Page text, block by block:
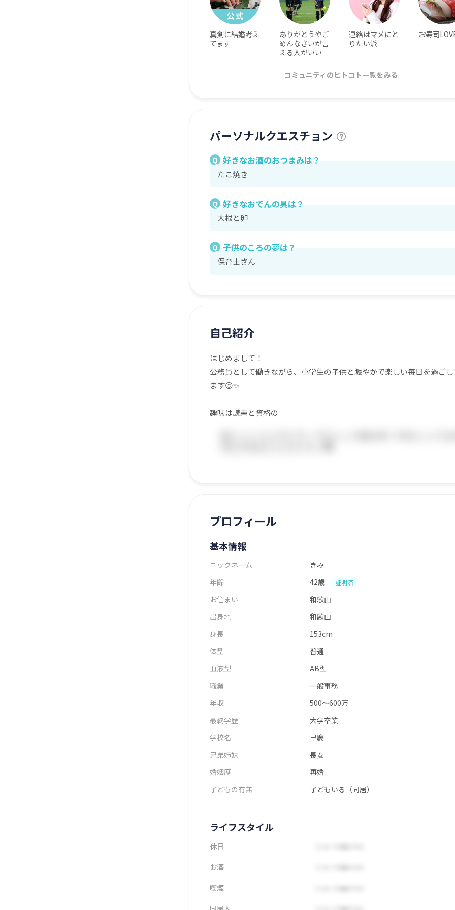
真剣に結婚考え
てます
ありがとうやご
めんなさいが言
える人がいい
連絡はマメにと
りたい派
お寿司
コミュニティのヒトコト一覧をみる
パーソナルクエスチョン
Q 好きなお酒のおつまみは？
たこ焼き
Q 好きなおでんの具は？
大根と卵
Q 子供のころの夢は？
保育士さん
自己紹介
はじめまして！
公務員として働きながら、小学生の子供と賑やかで楽しい毎日を過ご
ます😊✨
趣味は読書と資格の
プロフィール
基本情報
ニックネーム
きみ
年齢
42歳 証明済
お住まい
和歌山
出身地
和歌山
身長
153cm
体型
普通
血液型
AB型
職業
一般事務
年収
500～600万
最終学歴
大学卒業
学校名
早慶
兄弟姉妹
長女
婚姻歴
再婚
子どもの有無
子どもいる（同居）
ライフスタイル
休日
お酒
喫煙